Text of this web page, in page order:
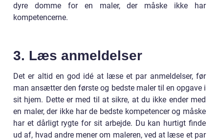
dyre domme for en maler, der måske ikke har
kompetencerne.
3. Læs anmeldelser
Det er altid en god idé at læse et par anmeldelser, før
man ansætter den første og bedste maler til en opgave i
sit hjem. Dette er med til at sikre, at du ikke ender med
en maler, der ikke har de bedste kompetencer og måske
har et dårligt rygte for sit arbejde. Du kan hurtigt finde
ud af, hvad andre mener om maleren, ved at læse et par